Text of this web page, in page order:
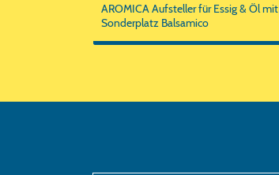
AROMICA Aufsteller für Essig & Öl mit
Sonderplatz Balsamico